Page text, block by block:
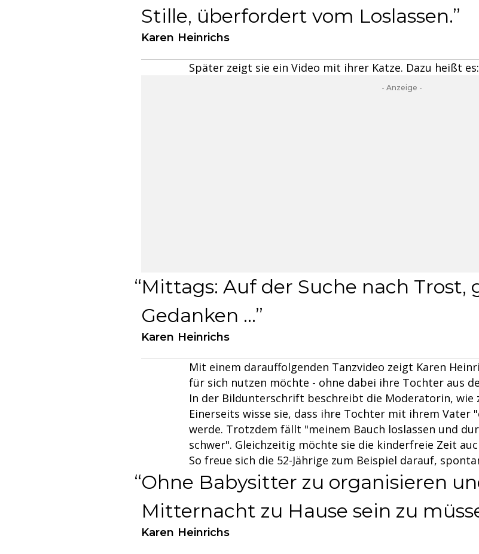
Stille, überfordert vom Loslassen.
Karen Heinrichs
Später zeigt sie ein Video mit ihrer Katze. Dazu heißt es:
- Anzeige -
Mittags: Auf der Suche nach Trost,
Gedanken …
Karen Heinrichs
Mit einem darauffolgenden Tanzvideo zeigt Karen
für sich nutzen möchte - ohne dabei ihre Tochter aus
In der Bildunterschrift beschreibt die Moderatorin, wie
Einerseits wisse sie, dass ihre Tochter mit ihrem Vater
werde. Trotzdem fällt "meinem Bauch loslassen und
schwer". Gleichzeitig möchte sie die kinderfreie Zeit
So freue sich die 52-Jährige zum Beispiel darauf,
Ohne Babysitter zu organisieren
Mitternacht zu Hause sein zu
Karen Heinrichs